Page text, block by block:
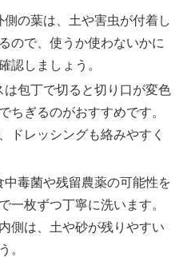
側の葉は、土や害虫が付着し
ので、使うか使わないかに
認しましょう。
は包丁で切ると切り口が変色
ちぎるのがおすすめです。
ドレッシングも絡みやすく
中毒菌や残留農薬の可能性を
一枚ずつ丁寧に洗います。
側は、土や砂が残りやすい
。